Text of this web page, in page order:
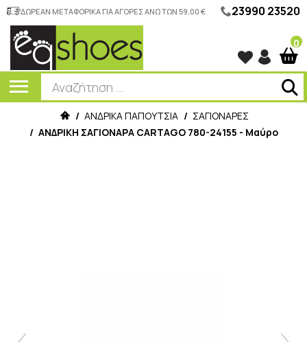
ΔΩΡΕΑΝ ΜΕΤΑΦΟΡΙΚΑ ΓΙΑ ΑΓΟΡΕΣ ΑΝΩ ΤΩΝ 59,00 € 23990 23520
0
/ ΑΝΔΡΙΚΑ ΠΑΠΟΥΤΣΙΑ / ΣΑΓΙΟΝΑΡΕΣ
/ ΑΝΔΡΙΚΗ ΣΑΓΙΟΝΑΡΑ CARTAGO 780-24155 - Μαύρο